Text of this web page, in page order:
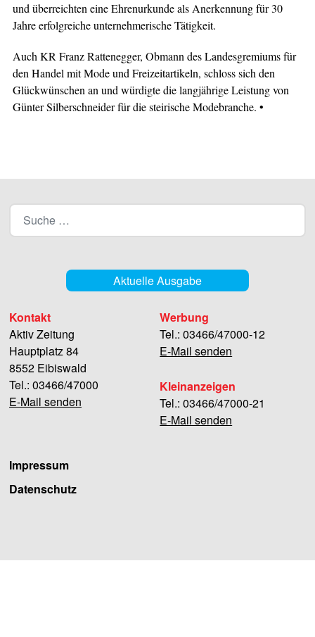
und überreichten eine Ehrenurkunde als Anerkennung für 30
Jahre erfolgreiche unternehmerische Tätigkeit.
Auch KR Franz Rattenegger, Obmann des Landesgremiums für
den Handel mit Mode und Freizeitartikeln, schloss sich den
Glückwünschen an und würdigte die langjährige Leistung von
Günter Silberschneider für die steirische Modebranche. •
Aktuelle Ausgabe
Kontakt
Aktiv Zeitung
Hauptplatz 84
8552 Eibiswald
Tel.: 03466/47000
E-Mail senden
Werbung
Tel.: 03466/47000-12
E-Mail senden
Kleinanzeigen
Tel.: 03466/47000-21
E-Mail senden
Impressum
Datenschutz